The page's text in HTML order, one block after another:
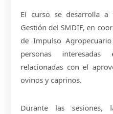
El curso se desarrolla
Gestión del SMDIF, en
de Impulso
personas
relacionadas con el
ovinos y caprinos.
Durante las sesiones,